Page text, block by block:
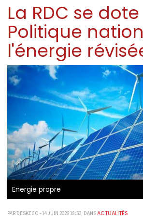
La RDC se
Politique
l'énergie
Energie propre
PAR DESKECO - 14 JUIN 2026 18:53, DANSACTUALITÉS